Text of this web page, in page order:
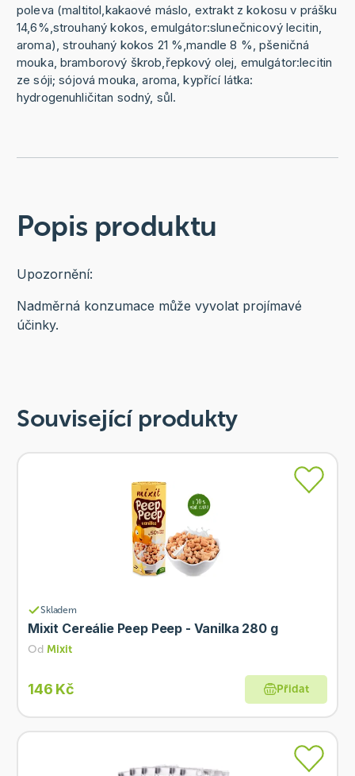
poleva (maltitol,kakaové máslo, extrakt z kokosu v prášku
14,6%,strouhaný kokos, emulgátor:slunečnicový lecitin,
aroma), strouhaný kokos 21 %,mandle 8 %, pšeničná
mouka, bramborový škrob,řepkový olej, emulgátor:lecitin
ze sóji; sójová mouka, aroma, kypřící látka:
hydrogenuhličitan sodný, sůl.
Popis produktu
Upozornění:
Nadměrná konzumace může vyvolat projímavé
účinky.
Související produkty
Skladem
Mixit Cereálie Peep Peep - Vanilka 280 g
Od Mixit
146 Kč Přidat